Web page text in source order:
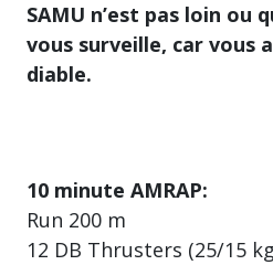
SAMU n’est pas loin ou
vous surveille, car vous
diable.
10 minute AMRAP:
Run 200 m
12 DB Thrusters (25/15